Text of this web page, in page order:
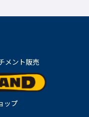
メント販売
ップ